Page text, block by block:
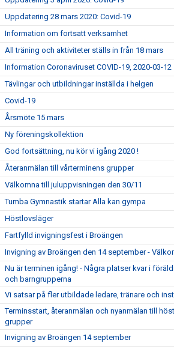
Uppdatering 28 mars 2020: Covid-19
Information om fortsatt verksamhet
All träning och aktiviteter ställs in från 18 mars
Information Coronaviruset COVID-19, 2020-03-12
Tävlingar och utbildningar inställda i helgen
Covid-19
Årsmöte 15 mars
Ny föreningskollektion
God fortsättning, nu kör vi igång 2020 !
Återanmälan till vårterminens grupper
Välkomna till juluppvisningen den 30/11
Tumba Gymnastik startar Alla kan gympa
Höstlovsläger
Fartfylld invigningsfest i Broängen
Invigning av Broängen den 14 september -
Nu är terminen igång! - Några platser kvar i
och barngrupperna
Vi satsar på fler utbildade ledare, tränare och
Terminsstart, återanmälan och nyanmälan till
grupper
Invigning av Broängen 14 september